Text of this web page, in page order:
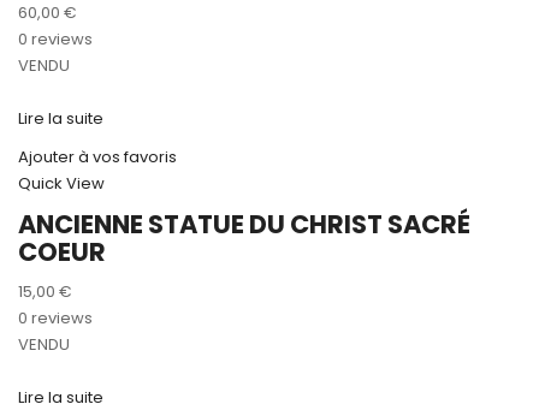
60,00 €
0 reviews
VENDU
Lire la suite
Ajouter à vos favoris
Quick View
ANCIENNE STATUE DU CHRIST SACRÉ
COEUR
15,00 €
0 reviews
VENDU
Lire la suite